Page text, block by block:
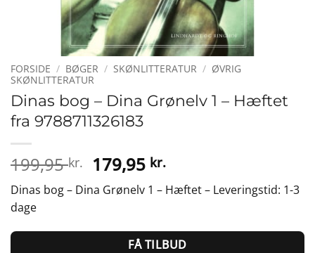
FORSIDE / BØGER / SKØNLITTERATUR / ØVRIG
SKØNLITTERATUR
Dinas bog – Dina Grønelv 1 – Hæftet
fra 9788711326183
199,95kr. Den
oprindelige
pris
199,95 kr..
179,95 kr.Den
aktuelle
pris
179,95 kr..
Dinas bog – Dina Grønelv 1 – Hæftet – Leveringstid: 1-3
dage
FÅ TILBUD